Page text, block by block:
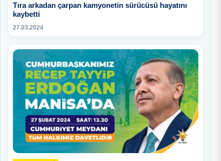
Tıra arkadan çarpan kamyonetin sürücüsü hayatını
kaybetti
27.03.2024